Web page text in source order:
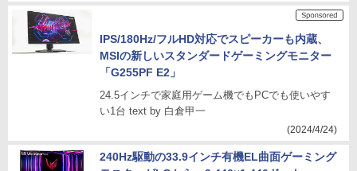
IPS/180Hz/フルHD対応でスピーカーも内蔵、
MSIの新しいスタンダードゲーミングモニター
「G255PF E2」
24.5インチで家庭用ゲーム機でもPCでも使いやす
い1台 text by 白倉甲一
(2024/4/24)
240Hz駆動の33.9インチ有機EL曲面ゲーミング